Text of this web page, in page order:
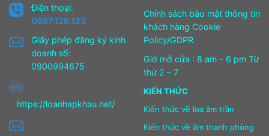
Điện thoại:
0987.126.123
Giấy phép đăng ký kinh
doanh số:
0900994675
https://loanhapkhau.net/
Chính sách bảo mật thông tin
khách hàng Cookie
Policy/GDPR
Giờ mở cửa : 8 am – 6 pm Từ
thứ 2 – 7
KIẾN THỨC
Kiến thức về loa âm trần
Kiến thức về âm thanh phòng